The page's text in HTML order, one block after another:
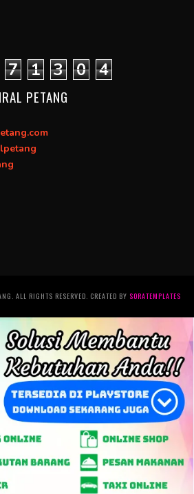
7 1 3 0 4
PETANG
ALL RIGHTS RESERVED. CREATED BY SORATEMPLATES